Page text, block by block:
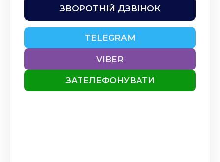
ЗВОРОТНІЙ ДЗВІНОК
TELEGRAM
VIBER
ЗАТЕЛЕФОНУВАТИ